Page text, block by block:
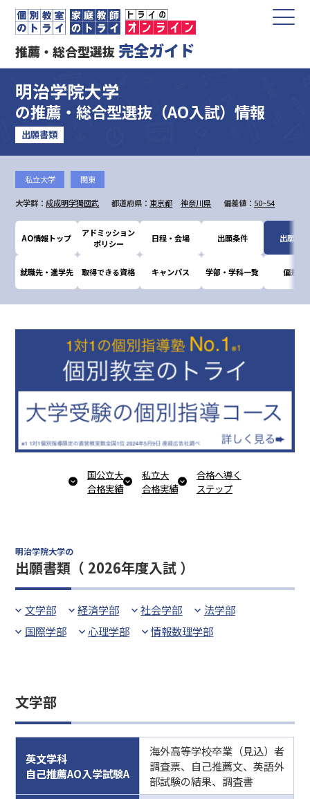
推薦・総合型選抜 完全ガイド
明治学院大学
の推薦・総合型選抜（AO入試）情報
出願書類
私立大学 関東
大学群：成成明学獨國武 都道府県： 東京都 神奈川県 偏差値： 50~54
AO情報トップ
アドミッション
ポリシー
日程・会場 出願条件 出願書類
就職先・進学先 取得できる資格 キャンパス 学部・学科一覧 偏差値
国公立大
合格実績
私立大
合格実績
合格へ導く
ステップ
明治学院大学の
出願書類（ 2026年度入試 ）
文学部 経済学部 社会学部
法学部
国際学部
心理学部 情報数理学部
文学部
英文学科
自己推薦AO入学試験A
海外高等学校卒業（見込）者
調査票、自己推薦文、英語外
部試験の結果、調査書